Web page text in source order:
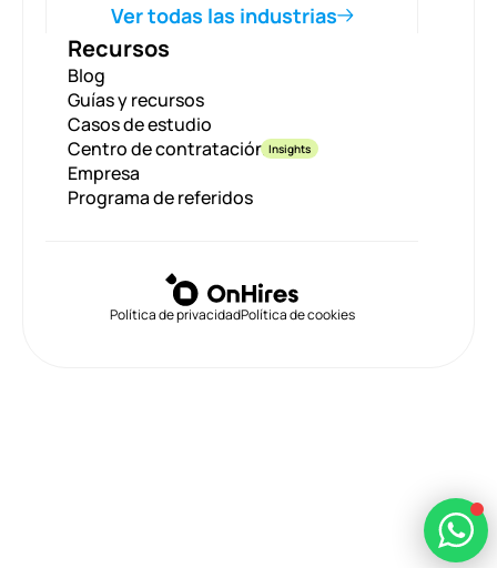
Ver todas las industrias
Recursos
Blog
Guías y recursos
Casos de estudio
Centro de contrataciónInsights
Empresa
Programa de referidos
Política de privacidadPolítica de cookies